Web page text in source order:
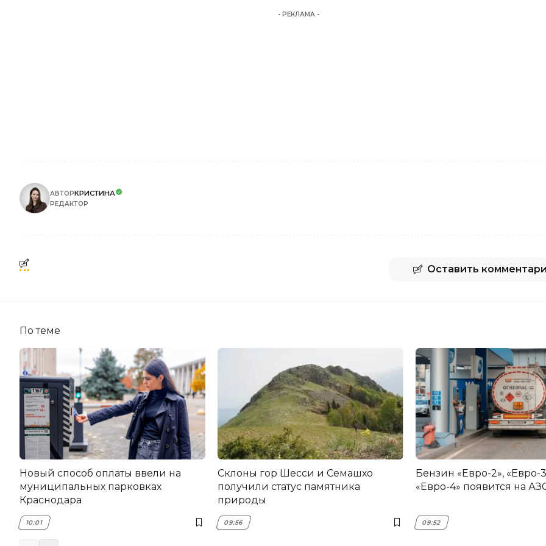
- РЕКЛАМА -
АВТОРКРИСТИНА
РЕДАКТОР
Оставить
По теме
Новый способ оплаты ввели на
муниципальных парковках
Краснодара
10:01
Склоны гор Шесси и Семашхо
получили статус памятника
природы
09:56
Бензин «Евро-2», «Евро-
«Евро-4» появится на
09:52